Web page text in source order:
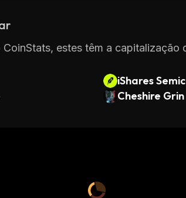
estes têm a capitalização
iShares
r ETF •
Cheshire Grin